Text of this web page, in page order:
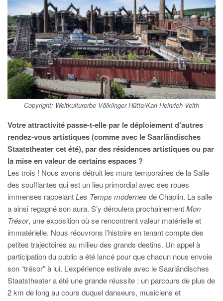
Copyright: Weltkulturerbe Völklinger Hütte/Karl Heinrich Veith
Votre attractivité passe-t-elle par le déploiement d’autres
rendez-vous artistiques (comme avec le Saarländisches
Staatstheater cet été), par des résidences artistiques ou par
la mise en valeur de certains espaces ?
Les trois ! Nous avons détruit les murs temporaires de la Salle
des soufflantes qui est un lieu primordial avec ses roues
immenses rappelantLes Temps modernes de Chaplin. La salle
a ainsi regagné son aura. S’y déroulera prochainementMon
Trésor, une exposition où se rencontrent valeur matérielle et
immatérielle. Nous réouvrons l’histoire en tenant compte des
petites trajectoires au milieu des grands destins. Un appel à
participation du public a été lancé pour que chacun nous envoie
son “trésor” à lui. L’expérience estivale avec le Saarländisches
Staatstheater a été une grande réussite : un parcours de plus de
2 km de long au cours duquel danseurs, musiciens et